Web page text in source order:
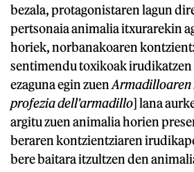
bezala, protagonistaren lagun
pertsonaia animalia itxurarekin
horiek, norbanakoaren
sentimendu toxikoak
ezaguna egin zuenArmadilloaren
profezia dell'armadillo] lana
argitu zuen animalia horien
beraren kontzientziaren
bere baitara itzultzen den